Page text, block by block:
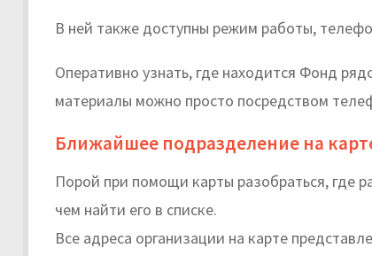
В ней также доступны режим работы,
Оперативно узнать, где находится Фонд
материалы можно просто посредством
Ближайшее подразделение на
Порой при помощи карты разобраться, где
чем найти его в списке.
Все адреса организации на карте